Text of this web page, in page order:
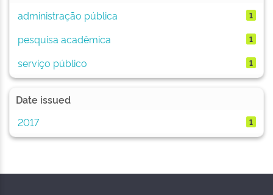
administração pública
1
pesquisa acadêmica 1
serviço público 1
Date issued
2017
1